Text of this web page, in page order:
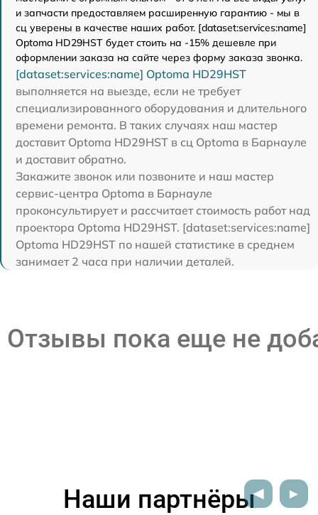
и запчасти предоставляем расширенную гарантию - мы в
сц уверены в качестве наших работ. [dataset:services:name]
Optoma HD29HST будет стоить на -15% дешевле при
оформлении заказа на сайте через форму заказа звонка.
[dataset:services:name] Optoma HD29HST
выполняется на выезде, если не требует
специализированного оборудования и длительного
времени ремонта. В таких случаях наш мастер
доставит Optoma HD29HST в сц Optoma в Барнауле
и доставит обратно.
Закажите звонок или позвоните и наш мастер
сервис-центра Optoma в Барнауле
проконсультирует и рассчитает стоимость работ над
проектора Optoma HD29HST. [dataset:services:name]
Optoma HD29HST по нашей статистике в среднем
занимает 2 часа при наличии деталей.
Отзывы пока еще не
Наши партнёры